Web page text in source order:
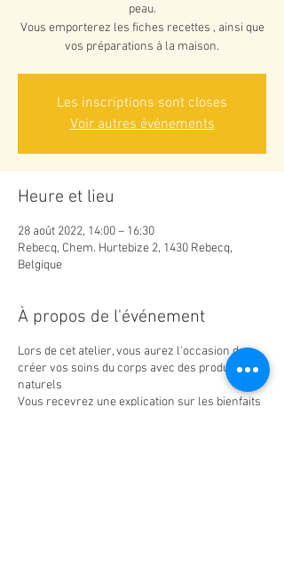
peau.
Vous emporterez les fiches recettes , ainsi que
vos préparations à la maison.
Les inscriptions sont closes
Voir autres événements
Heure et lieu
28 août 2022, 14:00 – 16:30
Rebecq, Chem. Hurtebize 2, 1430 Rebecq,
Belgique
À propos de l'événement
Lors de cet atelier, vous aurez l'occasion de
créer vos soins du corps avec des produits
naturels
Vous recevrez une explication sur les bienfaits